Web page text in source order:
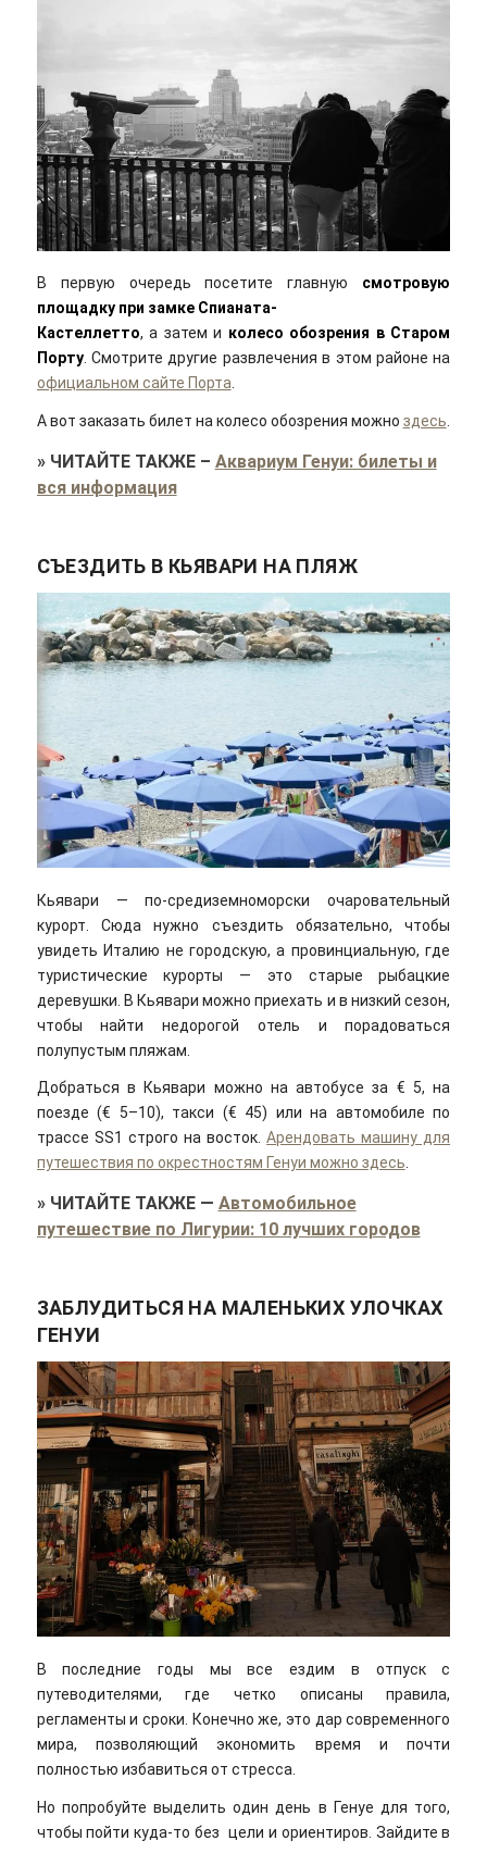
В первую очередь посетите главную смотровую
площадку при замке Спианата-
Кастеллетто, а затем и колесо обозрения в Старом
Порту. Смотрите другие развлечения в этом районе на
официальном сайте Порта.
А вот заказать билет на колесо обозрения можно здесь.
» ЧИТАЙТЕ ТАКЖЕ– Аквариум Генуи: билеты и
вся информация
СЪЕЗДИТЬ В КЬЯВАРИ НА ПЛЯЖ
Кьявари — по-средиземноморски очаровательный
курорт. Сюда нужно съездить обязательно, чтобы
увидеть Италию не городскую, а провинциальную, где
туристические курорты — это старые рыбацкие
деревушки. В Кьявари можно приехать и в низкий сезон,
чтобы найти недорогой отель и порадоваться
полупустым пляжам.
Добраться в Кьявари можно на автобусе за € 5, на
поезде (€ 5–10), такси (€ 45) или на автомобиле по
трассе SS1 строго на восток.Арендовать машину для
путешествия по окрестностям Генуи можно здесь.
» ЧИТАЙТЕ ТАКЖЕ— Автомобильное
путешествие по Лигурии: 10 лучших городов
ЗАБЛУДИТЬСЯ НА МАЛЕНЬКИХ УЛОЧКАХ
ГЕНУИ
В последние годы мы все ездим в отпуск с
путеводителями, где четко описаны правила,
регламенты и сроки. Конечно же, это дар современного
мира, позволяющий экономить время и почти
полностью избавиться от стресса.
Но попробуйте выделить один день в Генуе для того,
чтобы пойти куда-то без цели и ориентиров. Зайдите в